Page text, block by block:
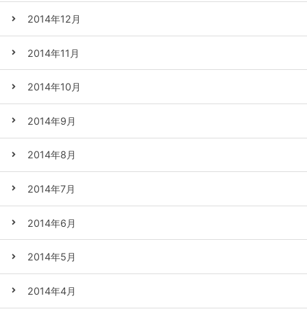
2014年12月
2014年11月
2014年10月
2014年9月
2014年8月
2014年7月
2014年6月
2014年5月
2014年4月